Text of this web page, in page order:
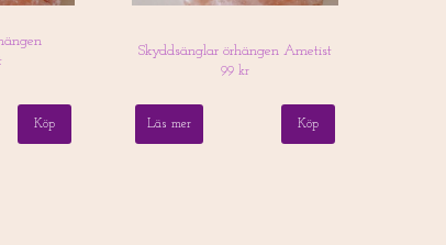
Skyddsänglar örhängen Ametist
99 kr
Läs mer